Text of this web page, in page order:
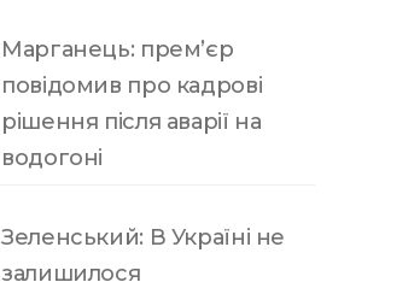
Марганець: прем’єр
повідомив про кадрові
рішення після аварії на
водогоні
Зеленський: В Україні не
залишилося